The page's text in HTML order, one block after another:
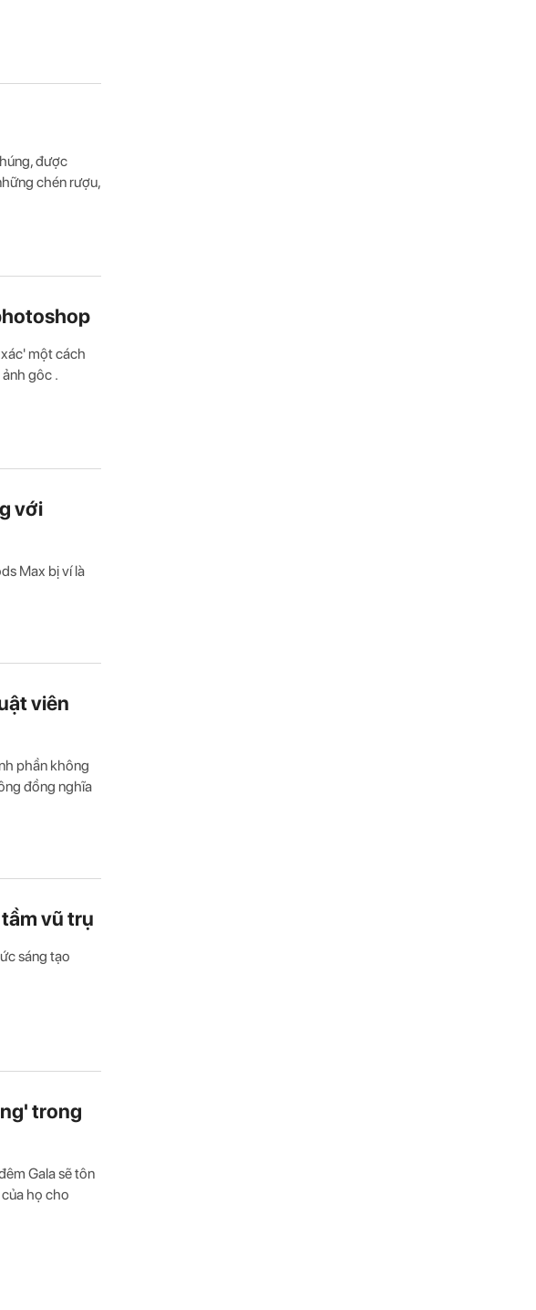
được
chén rượu,
một cách
gôc .
với
Max bị ví là
viên
phần không
đồng nghĩa
vũ trụ
sáng tạo
trong
Gala sẽ tôn
họ cho